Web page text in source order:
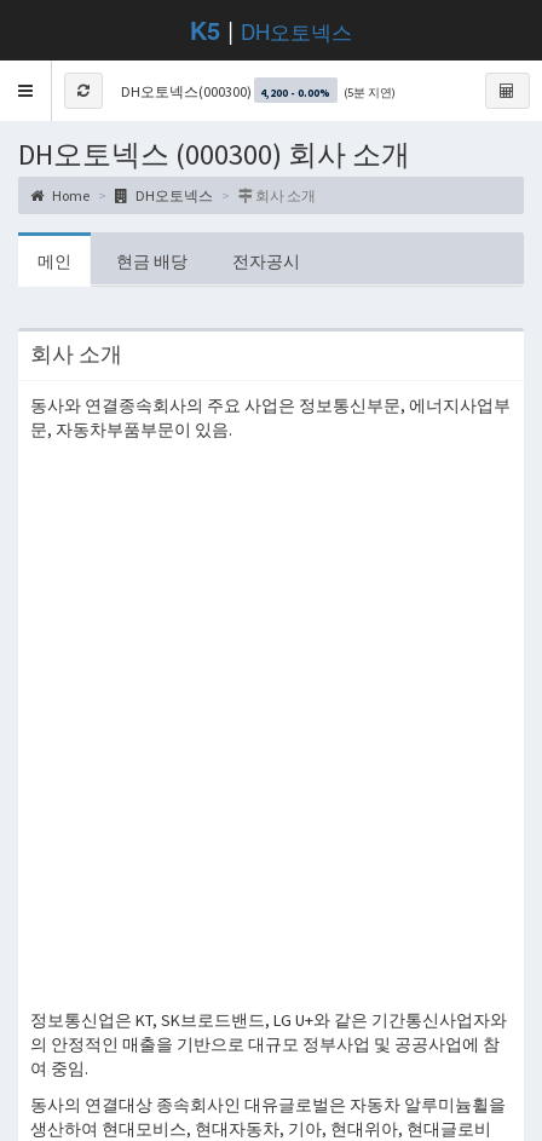
K5 | DH오토넥스
Toggle
navigation
DH오토넥스(000300) 4,200 - 0.00% (5분 지연)
DH오토넥스 (000300) 회사 소개
Home DH오토넥스 회사 소개
메인 현금 배당 전자공시
회사 소개
동사와 연결종속회사의 주요 사업은 정보통신부문, 에너지사업부
문, 자동차부품부문이 있음.
정보통신업은 KT, SK브로드밴드, LG U+와 같은 기간통신사업자와
의 안정적인 매출을 기반으로 대규모 정부사업 및 공공사업에 참
여 중임.
동사의 연결대상 종속회사인 대유글로벌은 자동차 알루미늄휠을
생산하여 현대모비스, 현대자동차, 기아, 현대위아, 현대글로비